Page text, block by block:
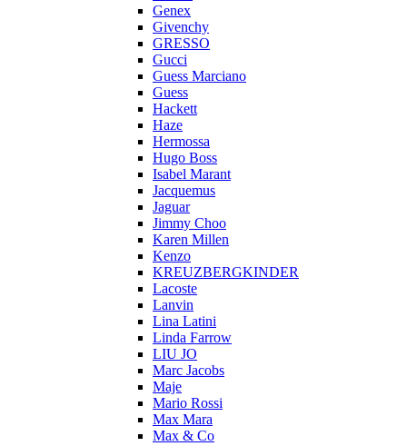
Genex
Givenchy
GRESSO
Gucci
Guess Marciano
Guess
Hackett
Haze
Hermossa
Hugo Boss
Isabel Marant
Jacquemus
Jaguar
Jimmy Choo
Karen Millen
Kenzo
KREUZBERGKINDER
Lacoste
Lanvin
Lina Latini
Linda Farrow
LIU JO
Marc Jacobs
Maje
Mario Rossi
Max Mara
Max & Co